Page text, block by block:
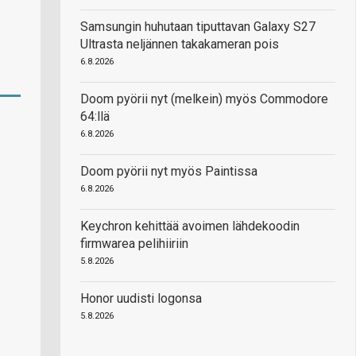
Samsungin huhutaan tiputtavan Galaxy S27
Ultrasta neljännen takakameran pois
6.8.2026
Doom pyörii nyt (melkein) myös Commodore
64:llä
6.8.2026
Doom pyörii nyt myös Paintissa
6.8.2026
Keychron kehittää avoimen lähdekoodin
firmwarea pelihiiriin
5.8.2026
Honor uudisti logonsa
5.8.2026